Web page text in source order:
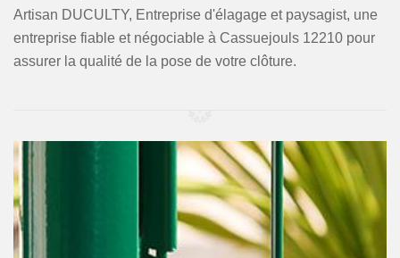
Artisan DUCULTY, Entreprise d'élagage et paysagist, une
entreprise fiable et négociable à Cassuejouls 12210 pour
assurer la qualité de la pose de votre clôture.